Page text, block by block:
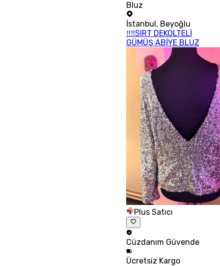
Bluz
İstanbul , Beyoğlu
‼‼SIRT DEKOLTELİ
GÜMÜŞ ABİYE BLUZ
Plus Satıcı
Cüzdanım Güvende
Ücretsiz Kargo